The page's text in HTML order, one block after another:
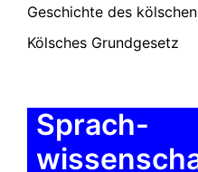
Geschichte des
Kölsches Grundgesetz
Sprach-